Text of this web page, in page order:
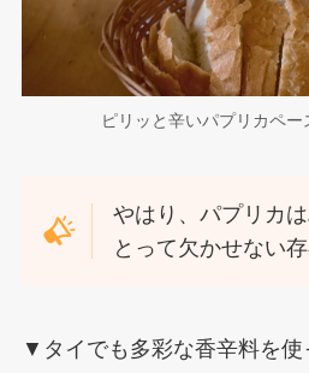
ピリッと辛いパプリカペー
やはり、パプリカ
とって欠かせない
▼タイでも多彩な香辛料を使